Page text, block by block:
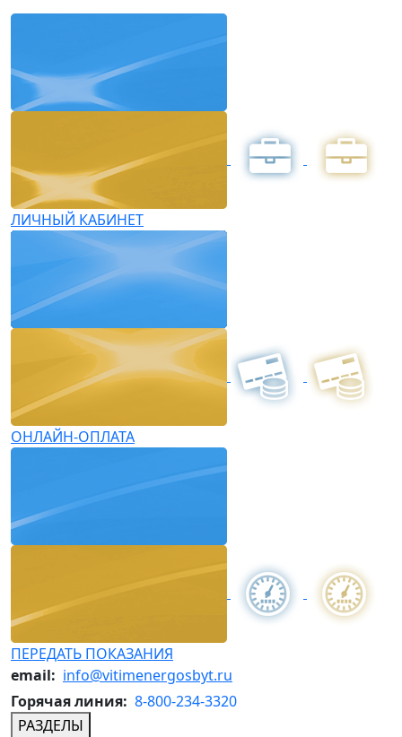
ЛИЧНЫЙ КАБИНЕТ
ОНЛАЙН-ОПЛАТА
ПЕРЕДАТЬ ПОКАЗАНИЯ
email: info@vitimenergosbyt.ru
Горячая линия: 8-800-234-3320
РАЗДЕЛЫ